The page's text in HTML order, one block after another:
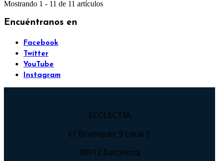
Mostrando 1 - 11 de 11 artículos
Encuéntranos en
Facebook
Twitter
YouTube
Instagram
ECOLECTIA
C/ Bruniquer, 9 Local 5
08012 Barcelona